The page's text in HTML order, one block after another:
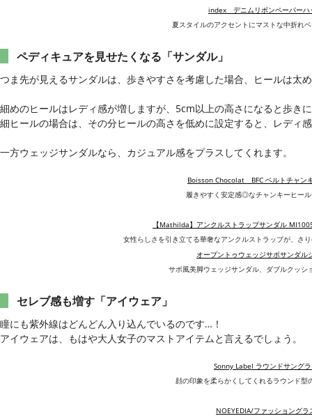
index デニムリボンペーパーハ
夏スタイルのアクセントにマストな中折れ
ペディキュアを見せたくなる「サンダル」
つま先が見えるサンダルは、歩きやすさを考慮した場合、ヒールは太
細めのヒールはレディ感が増しますが、5cm以上の高さになると歩き
細ヒールの場合は、その分ヒールの高さを低めに設定すると、レディ
一方ウェッジサンダルなら、カジュアル感をプラスしてくれます。
Boisson Chocolat BFC ベルトチャン
履きやすく安定感◎なチャンキーヒー
【Mathilda】アンクルストラップサンダル
女性らしさを引き立てる華奢なアンクルストラップが、さ
オープントゥウェッジサボサンダル
サボ風美脚ウェッジサンダル、ダブルクッシ
セレブ感も増す「アイウェア」
瞳にも紫外線はどんどん入り込んでいるのです…！
アイウェアは、もはや大人女子のマストアイテムと言えるでしょう。
Sonny Label ラウンドサング
顔の印象を柔らかくしてくれるラウンド型
NOEYEDIA/ファッショングラ